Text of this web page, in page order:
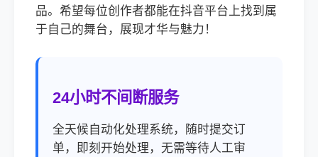
品。希望每位创作者都能在抖音平台上找到属
于自己的舞台，展现才华与魅力！
24小时不间断服务
全天候自动化处理系统，随时提交订
单，即刻开始处理，无需等待人工审